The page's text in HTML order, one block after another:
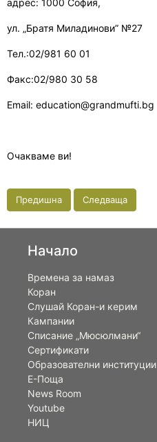
ул. „Братя Миладинови” №27
Тел.:02/981 60 01
Факс:02/980 30 58
Email: education@grandmufti.bg
Очакваме ви!
Предишна Следваща
Начало
Времена за намаз
Коран
Слушай Коран-и керим
Кампании
Списание „Мюсюлмани“
Сертификати
Образователни институции
Е-Поща
News Room
Youtube
НИЦ